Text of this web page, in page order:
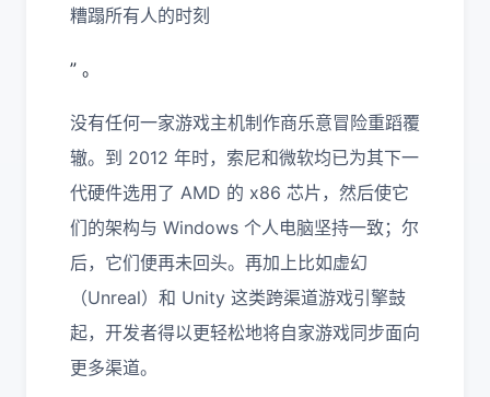
糟蹋所有人的时刻
” 。
没有任何一家游戏主机制作商乐意冒险重蹈覆
辙。到 2012 年时，索尼和微软均已为其下一
代硬件选用了 AMD 的 x86 芯片，然后使它
们的架构与 Windows 个人电脑坚持一致；尔
后，它们便再未回头。再加上比如虚幻
（Unreal）和 Unity 这类跨渠道游戏引擎鼓
起，开发者得以更轻松地将自家游戏同步面向
更多渠道。